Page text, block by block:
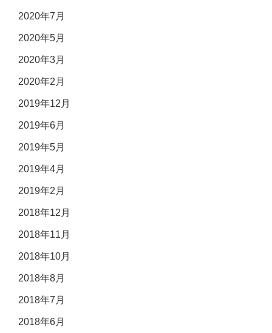
2020年7月
2020年5月
2020年3月
2020年2月
2019年12月
2019年6月
2019年5月
2019年4月
2019年2月
2018年12月
2018年11月
2018年10月
2018年8月
2018年7月
2018年6月